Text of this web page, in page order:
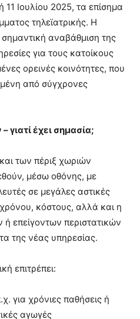
Ιουλίου 2025, τα επίσημα
τηλεϊατρικής. Η
αναβάθμιση της
για τους κατοίκους
ορεινές κοινότητες, που
από σύγχρονες
γιατί έχει σημασία;
των πέριξ χωριών
μέσω οθόνης, με
σε μεγάλες αστικές
κόστους, αλλά και η
επείγοντων περιστατικών
της νέας υπηρεσίας.
επιτρέπει:
για χρόνιες παθήσεις ή
αγωγές